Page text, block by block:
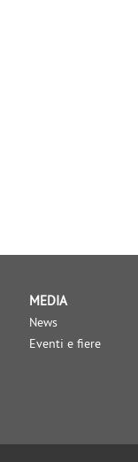
MEDIA
News
Eventi e fiere